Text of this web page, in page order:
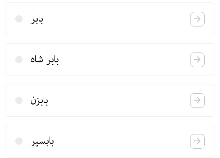
بابر
بابر شاه
بابزن
بابسیر